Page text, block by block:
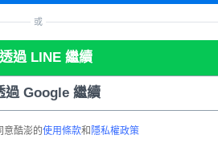
或
透過 LINE 繼續
過 Google 繼續
意酷澎的使用條款和 隱私權政策